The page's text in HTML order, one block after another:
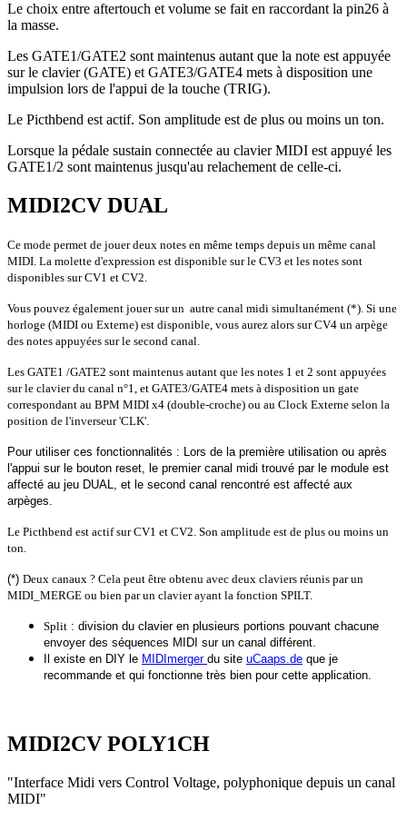
Le choix entre aftertouch et volume se fait en raccordant la pin26 à
la masse.
Les GATE1/GATE2 sont maintenus autant que la note est appuyée
sur le clavier (GATE) et GATE3/GATE4 mets à disposition une
impulsion lors de l'appui de la touche (TRIG).
Le Picthbend est actif. Son amplitude est de plus ou moins un ton.
Lorsque la pédale sustain connectée au clavier MIDI est appuyé les
GATE1/2 sont maintenus jusqu'au relachement de celle-ci.
MIDI2CV DUAL
Ce mode permet de jouer deux notes en même temps depuis un même canal
MIDI. La molette d'expression est disponible sur le CV3 et les notes sont
disponibles sur CV1 et CV2.
Vous pouvez également jouer sur un autre canal midi simultanément (*). Si une
horloge (MIDI ou Externe) est disponible, vous aurez alors sur CV4 un arpège
des notes appuyées sur le second canal.
Les GATE1 /GATE2 sont maintenus autant que les notes 1 et 2 sont appuyées
sur le clavier du canal n°1, et GATE3/GATE4 mets à disposition un gate
correspondant au BPM MIDI x4 (double-croche) ou au Clock Externe selon la
position de l'inverseur 'CLK'.
Pour utiliser ces fonctionnalités : Lors de la première utilisation ou après
l'appui sur le bouton reset, le premier canal midi trouvé par le module est
affecté au jeu DUAL, et le second canal rencontré est affecté aux
arpèges.
Le Picthbend est actif sur CV1 et CV2. Son amplitude est de plus ou moins un
ton.
(*) Deux canaux ? Cela peut être obtenu avec deux claviers réunis par un
MIDI_MERGE ou bien par un clavier ayant la fonction SPILT.
Split : division du clavier en plusieurs portions pouvant chacune
envoyer des séquences MIDI sur un canal différent.
l existe en DIY le MIDImerger du site uCaaps.de que je
recommande et qui fonctionne très bien pour cette application.
MIDI2CV POLY1CH
"Interface Midi vers Control Voltage, polyphonique depuis un canal
MIDI"